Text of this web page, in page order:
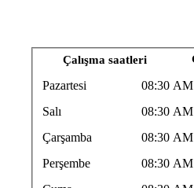
Çalışma saatleri
Pazartesi 08:30 AM
Salı
08:30 AM
Çarşamba
08:30 AM
Perşembe
08:30 AM